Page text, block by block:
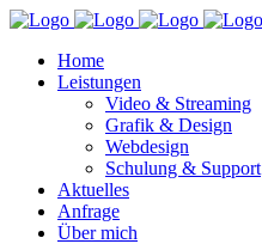
Home
Leistungen
Video & Streaming
Grafik & Design
Webdesign
Schulung & Support
Aktuelles
Anfrage
Über mich